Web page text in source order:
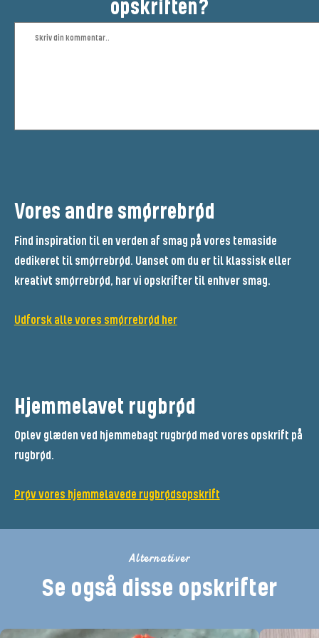
opskriften?
Vores andre smørrebrød
Find inspiration til en verden af smag på vores temaside
dedikeret til smørrebrød. Uanset om du er til klassisk eller
kreativt smørrebrød, har vi opskrifter til enhver smag.
Udforsk alle vores smørrebrød her
Hjemmelavet rugbrød
Oplev glæden ved hjemmebagt rugbrød med vores opskrift på
rugbrød.
Prøv vores hjemmelavede rugbrødsopskrift
Alternativer
Se også disse opskrifter